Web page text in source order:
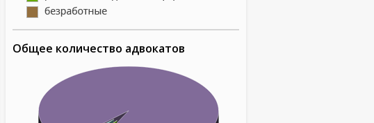
Общее количество адвокатов